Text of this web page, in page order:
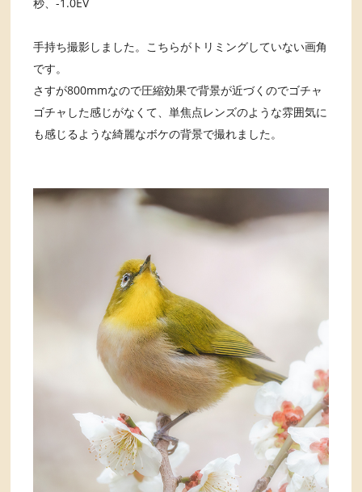
手持ち撮影しました。こちらがトリミングしていない画角
です。
さすが800mmなので圧縮効果で背景が近づくのでゴチャ
ゴチャした感じがなくて、単焦点レンズのような雰囲気に
も感じるような綺麗なボケの背景で撮れました。